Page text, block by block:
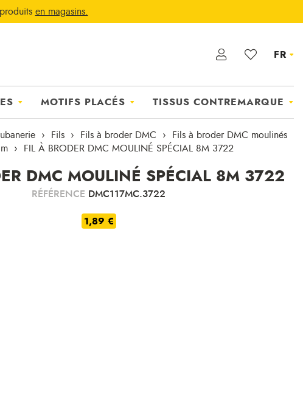
en magasins.
FR
MOTIFS PLACÉS TISSUS CONTREMARQUE
Fils Fils à broder DMC
Fils à broder DMC moulinés
FIL À BRODER DMC MOULINÉ SPÉCIAL 8M 3722
DMC MOULINÉ SPÉCIAL 8M 3722
RÉFÉRENCE DMC117MC.3722
1,89 €